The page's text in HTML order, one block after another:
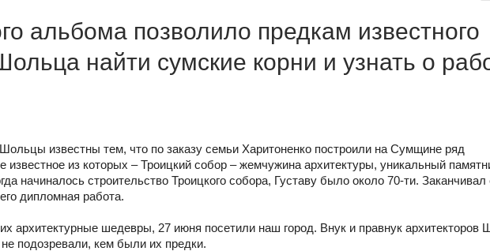
альбома позволило предкам известного
найти сумские корни и узнать о
известны тем, что по заказу семьи Харитоненко построили на Сумщине ряд
известное из которых – Троицкий собор – жемчужина архитектуры, уникальный
начиналось строительство Троицкого собора, Густаву было около 70-ти. Заканчивал
дипломная работа.
архитектурные шедевры, 27 июня посетили наш город. Внук и правнук архитекторов
подозревали, кем были их предки.